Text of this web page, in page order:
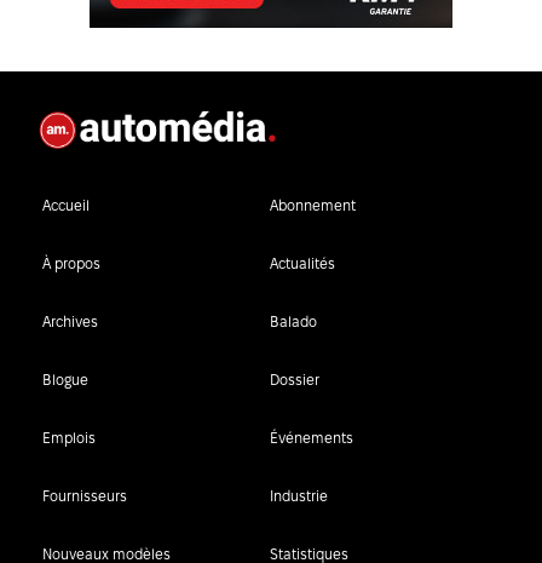
Accueil Abonnement
À propos Actualités
Archives Balado
Blogue Dossier
Emplois Événements
Fournisseurs Industrie
Nouveaux modèles Statistiques